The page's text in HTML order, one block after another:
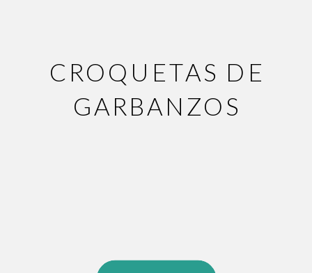
CROQUETAS DE
GARBANZOS